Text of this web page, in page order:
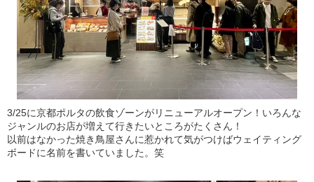
3/25に京都ポルタの飲食ゾーンがリニューアルオープン！いろんな
ジャンルのお店が増えて行きたいところがたくさん！
以前はなかった焼き鳥屋さんに惹かれて気がつけばウェイティング
ボードに名前を書いていました。笑